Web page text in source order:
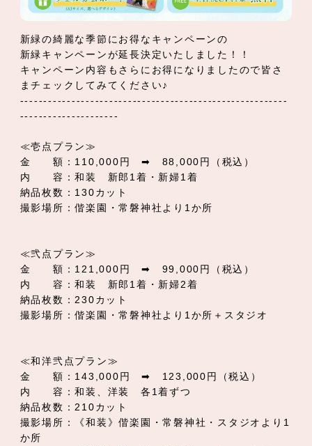
新緑の綺麗な季節にお得なキャンペーンの
新緑キャンペーンが延長決定いたしました！！
キャンペーン内容もさらにお得になりましたので皆さ
まチェックしてみてください♪
---------------------------------------------------------
---------------------
≪壱点プラン≫
金 額：110,000円 ➡ 88,000円（税込）
内 容：和装 新郎1着・新婦1着
納品枚数：130カット
撮影場所：偕楽園・常磐神社より1か所
≪弐点プラン≫
金 額：121,000円 ➡ 99,000円（税込）
内 容：和装 新郎1着・新婦2着
納品枚数：230カット
撮影場所：偕楽園・常磐神社より1か所＋スタジオ
≪和洋弐点プラン≫
金 額：143,000円 ➡ 123,000円（税込）
内 容：和装、洋装 各1着ずつ
納品枚数：210カット
撮影場所：《和装》偕楽園・常磐神社・スタジオより1
か所